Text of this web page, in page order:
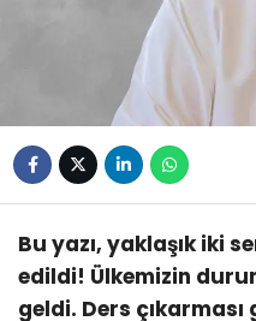
Bu yazı, yaklaşık iki
edildi! Ülkemizin
geldi. Ders çıkarması